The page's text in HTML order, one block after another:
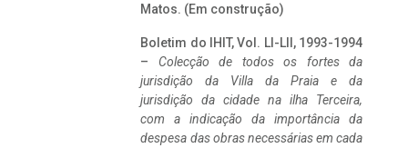
Matos. (Em construção)
Boletim do IHIT, Vol. LI-LII, 1993-1994
– Colecção de todos os fortes da
jurisdição da Villa da Praia e da
jurisdição da cidade na ilha Terceira,
com a indicação da importância da
despesa das obras necessárias em cada